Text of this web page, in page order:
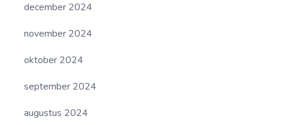
december 2024
november 2024
oktober 2024
september 2024
augustus 2024